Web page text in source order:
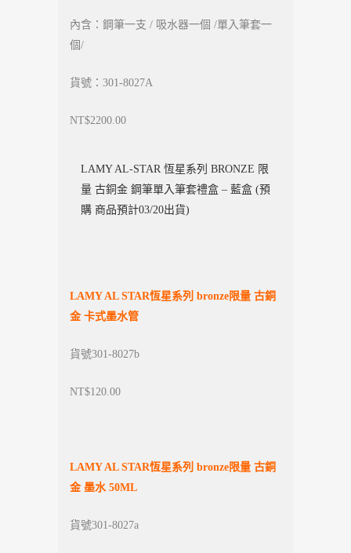
內含：鋼筆一支 / 吸水器一個 /單入筆套一
個/
貨號：301-8027A
NT$2200.00
LAMY AL-STAR 恆星系列 BRONZE 限
量 古銅金 鋼筆單入筆套禮盒 – 藍盒 (預
購 商品預計03/20出貨)
LAMY AL STAR恆星系列 bronze限量 古銅
金 卡式墨水管
貨號301-8027b
NT$120.00
LAMY AL STAR恆星系列 bronze限量 古銅
金 墨水 50ML
貨號301-8027a